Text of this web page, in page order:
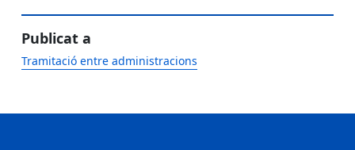
Publicat a
Tramitació entre administracions